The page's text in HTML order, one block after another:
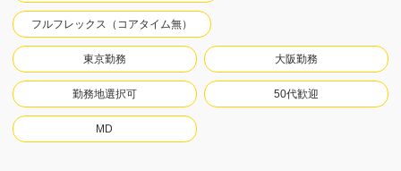
フルフレックス（コアタイム無）
東京勤務 大阪勤務
勤務地選択可 50代歓迎
MD